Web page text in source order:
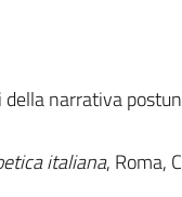
narrativa
italiana, Roma,